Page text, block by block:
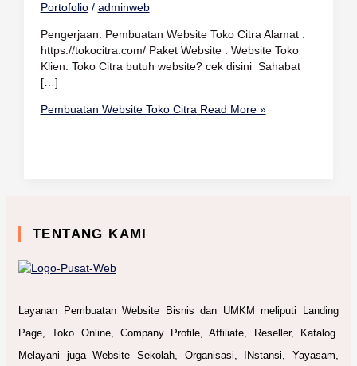
Portofolio/ adminweb
Pengerjaan: Pembuatan Website Toko Citra Alamat :
https://tokocitra.com/ Paket Website : Website Toko
Klien: Toko Citra butuh website? cek disini Sahabat
[…]
Pembuatan Website Toko CitraRead More »
TENTANG KAMI
Layanan Pembuatan Website Bisnis dan UMKM meliputi Landing
Page, Toko Online, Company Profile, Affiliate, Reseller, Katalog.
Melayani juga Website Sekolah, Organisasi, INstansi, Yayasam,